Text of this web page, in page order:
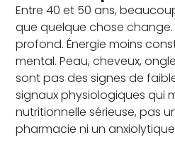
Entre 40 et 50 ans,
que quelque chose change.
profond. Énergie moins
mental. Peau, cheveux,
sont pas des signes de
signaux physiologiques qui
nutritionnelle sérieuse, pas
pharmacie ni un